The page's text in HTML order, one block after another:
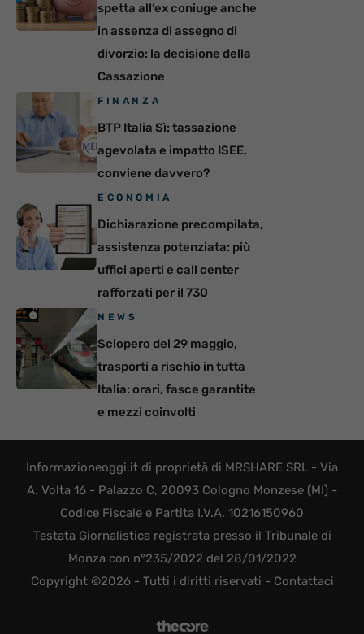
spetta all’ex coniuge anche
in assenza di assegno di
divorzio: la decisione della
Cassazione
FINANZA
BTP Italia Sì: tassazione
agevolata e impatto ISEE,
conviene davvero?
ECONOMIA
Dichiarazione precompilata,
assistenza potenziata: più
uffici aperti e call center
rafforzati per il 730
NEWS
Sciopero del 29 maggio,
trasporti a rischio in tutta
Italia: orari, fasce garantite
e mezzi coinvolti
Informazioneoggi.it di proprietà di MRSHARE SRL - Via
A. Volta 16 - Palazzo C, 20093 Cologno Monzese (MI) -
Codice Fiscale e Partita I.V.A. 10216150960
Testata Giornalistica registrata presso il Tribunale di
Monza con n°235/2022 del 28/01/2022
Copyright ©2026 - Tutti i diritti riservati - Contattaci